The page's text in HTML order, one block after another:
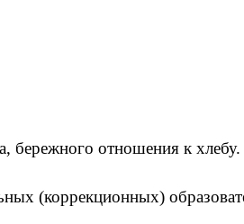
бережного отношения к хлебу.
(коррекционных)